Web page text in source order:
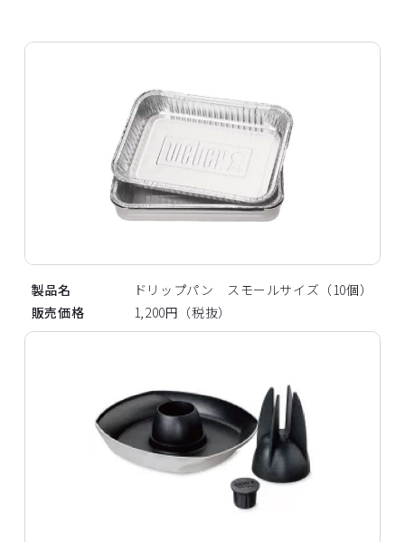
製品名
ドリップパン スモールサイズ（10個）
販売価格
1,200円（税抜）